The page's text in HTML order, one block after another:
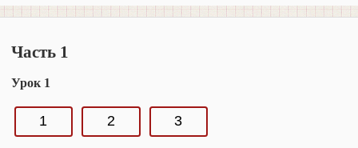
Часть 1
Урок 1
1 2 3